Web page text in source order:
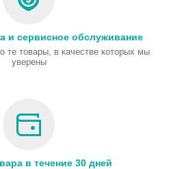
и сервисное обслуживание
те товары, в качестве которых мы
уверены
в течение 30 дней